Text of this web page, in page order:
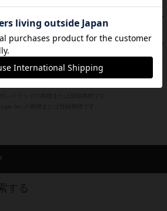
PT
投稿
37 PT
心とともに
投稿
よび他の国々で登録されたApple Inc.の商標です。
する